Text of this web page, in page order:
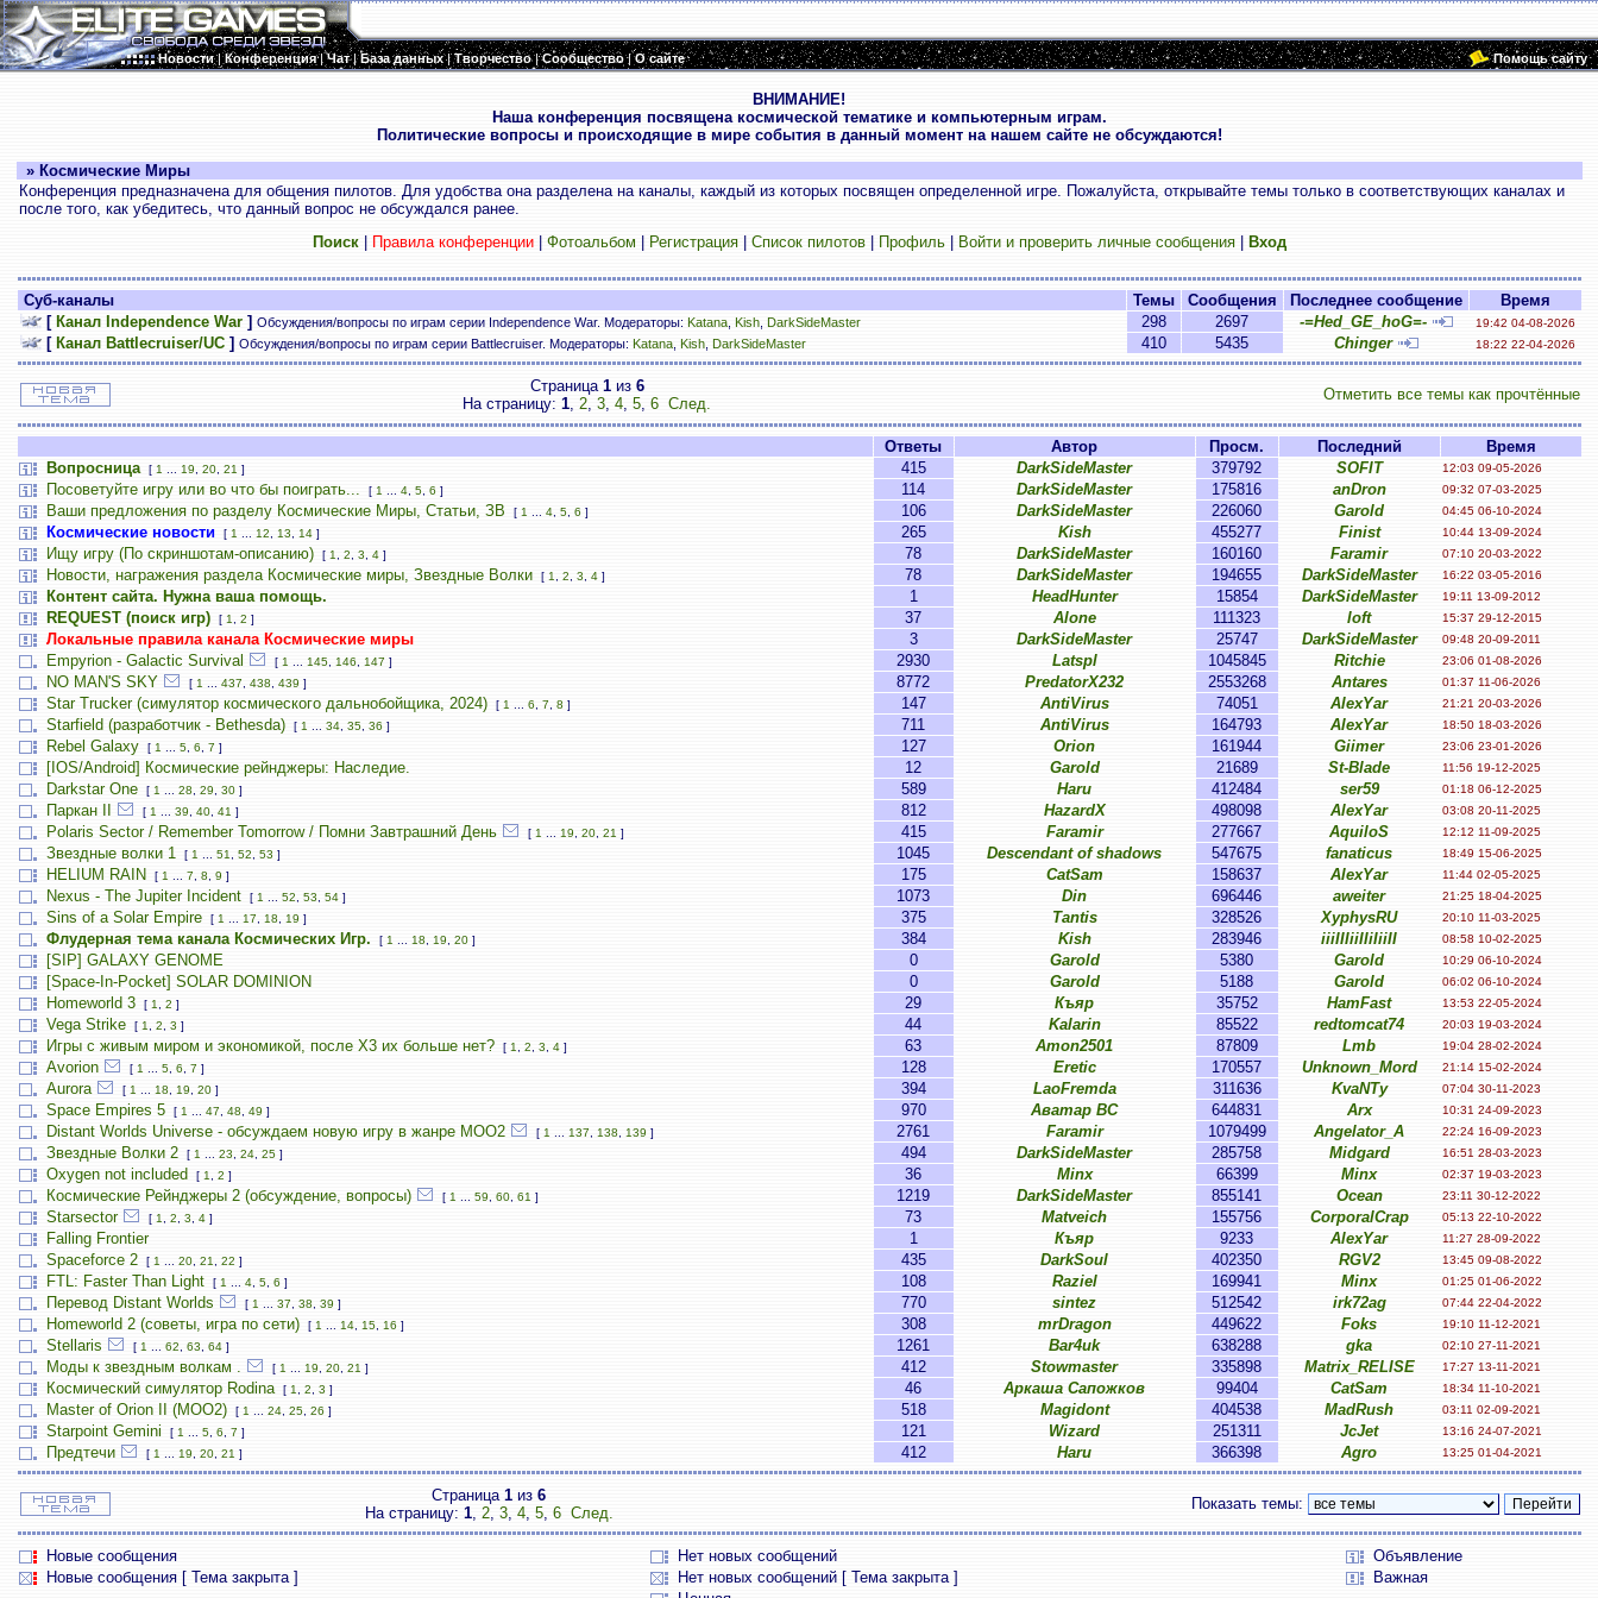
Новости|Конференция|Чат|База данных|Творчество|Сообщество|О сайте Помощь сайту
ВНИМАНИЕ!
Наша конференция посвящена космической тематике и компьютерным играм.
Политические вопросы и происходящие в мире события в данный момент на нашем сайте не обсуждаются!
» Космические Миры
Конференция предназначена для общения пилотов. Для удобства она разделена на каналы, каждый из которых посвящен определенной игре. Пожалуйста, открывайте темы только в соответствующих каналах и
после того, как убедитесь, что данный вопрос не обсуждался ранее.
Поиск| Правила конференции| Фотоальбом Регистрация| Список пилотов| Профиль| Войти и проверить личные сообщения| Вход
Суб-каналы Темы Сообщения Последнее сообщение
Время
[ Канал Independence War] Обсуждения/вопросы по играм серии Independence War. Модераторы: Katana, Kish, DarkSideMaster 298 2697 -=Hed_GE_hoG=- 19:42 04-08-2026
[ Канал Battlecruiser/UC] Обсуждения/вопросы по играм серии Battlecruiser. Модераторы: Katana, Kish, DarkSideMaster 410 5435 Chinger 18:22 22-04-2026
Страница 1из 6
На страницу: 1, 2, 3, 4, 5, 6 След.
Отметить все темы как прочтённые
Ответы Автор Просм. Последний
Время
Вопросница
[ 1 19 20, 21 ] 415 DarkSideMaster 379792 SOFIT 12:03 09-05-2026
Посоветуйте игру или во что бы поиграть... [ 1 4, 5, 6] 114 DarkSideMaster 175816 anDron 09:32 07-03-2025
Ваши предложения по разделу Космические Миры, Статьи, ЗВ [ 1 4, 5, 6] 106 DarkSideMaster 226060 Garold 04:45 06-10-2024
Космические новости [ 1 12 13 14] 265 Kish 455277 Finist 10:44 13-09-2024
Ищу игру (По скриншотам-описанию) [ 1 2 3 4] 78 DarkSideMaster 160160 Faramir 07:10 20-03-2022
Новости, награжения раздела Космические миры, Звездные Волки [ 1 2 3 4] 78 DarkSideMaster 194655 DarkSideMaster 16:22 03-05-2016
Контент сайта. Нужна ваша помощь. 1 HeadHunter 15854 DarkSideMaster 19:11 13-09-2012
REQUEST (поиск игр) [ 1 2 ] 37 Alone 111323 loft 15:37 29-12-2015
Локальные правила канала Космические миры 3 DarkSideMaster 25747 DarkSideMaster 09:48 20-09-2011
Empyrion - Galactic Survival [ 1 145, 146, 147 ] 2930 Latspl 1045845 Ritchie 23:06 01-08-2026
NO MAN'S SKY [ 1 437 438 439 ] 8772 PredatorX232 2553268 Antares 01:37 11-06-2026
Star Trucker (симулятор космического дальнобойщика, 2024) [ 1 6, 7 8 ] 147 AntiVirus 74051 AlexYar 21:21 20-03-2026
Starfield (разработчик - Bethesda) [ 1 34, 35, 36] 711 AntiVirus 164793 AlexYar 18:50 18-03-2026
Rebel Galaxy [ 1 5, 6, 7 ] 127 Orion 161944 Giimer 23:06 23-01-2026
[IOS/Android] Космические рейнджеры: Наследие. 12 Garold 21689 St-Blade 11:56 19-12-2025
Darkstar One [ 1 28 29 30] 589 Haru 412484 ser59 01:18 06-12-2025
Паркан II [ 1 39 40, 41 ] 812 HazardX 498098 AlexYar 03:08 20-11-2025
Polaris Sector / Remember Tomorrow / Помни Завтрашний День [ 1 19 20, 21 ] 415 Faramir 277667 AquiloS 12:12 11-09-2025
Звездные волки 1 [ 1 51 52 53 ] 1045 Descendant of shadows 547675 fanaticus 18:49 15-06-2025
HELIUM RAIN [ 1 7 8 9 ] 175 CatSam 158637 AlexYar 11:44 02-05-2025
Nexus - The Jupiter Incident [ 1 52 53 54] 1073 Din 696446 aweiter 21:25 18-04-2025
Sins of a Solar Empire [ 1 17 18 19 ] 375 Tantis 328526 XyphysRU 20:10 11-03-2025
Флудерная тема канала Космических Игр. [ 1 18 19 20] 384 Kish 283946 iiiIIIiiIIiIiiII 08:58 10-02-2025
[SIP] GALAXY GENOME 0 Garold 5380 Garold 10:29 06-10-2024
[Space-In-Pocket] SOLAR DOMINION 0 Garold 5188 Garold 06:02 06-10-2024
Homeworld 3 [ 1 2 ] 29 Къяр 35752 HamFast 13:53 22-05-2024
Vega Strike [ 1 2 3 ] 44 Kalarin 85522 redtomcat74 20:03 19-03-2024
Игры с живым миром и экономикой, после X3 их больше нет? [ 1 2 3 4] 63 Amon2501 87809 Lmb 19:04 28-02-2024
Avorion [ 1 5, 6, 7 ] 128 Eretic 170557 Unknown_Mord 21:14 15-02-2024
Aurora [ 1 18 19 20] 394 LaoFremda 311636 KvaNTy 07:04 30-11-2023
Space Empires 5 [ 1 47 48 49 ] 970 Аватар ВС 644831 Arx 10:31 24-09-2023
Distant Worlds Universe - обсуждаем новую игру в жанре MOO2 [ 1 137 138 139 ] 2761 Faramir 1079499 Angelator_A 22:24 16-09-2023
Звездные Волки 2 [ 1 23 24, 25] 494 DarkSideMaster 285758 Midgard 16:51 28-03-2023
Oxygen not included [ 1 2 ] 36 Minx 66399 Minx 02:37 19-03-2023
Космические Рейнджеры 2 (обсуждение, вопросы) [ 1 59 60, 61 ] 1219 DarkSideMaster 855141 Ocean 23:11 30-12-2022
Starsector [ 1 2 3 4] 73 Matveich 155756 CorporalCrap 05:13 22-10-2022
Falling Frontier 1 Къяр 9233 AlexYar 11:27 28-09-2022
Spaceforce 2 [ 1 20, 21 22 ] 435 DarkSoul 402350 RGV2 13:45 09-08-2022
FTL: Faster Than Light [ 1 4, 5, 6] 108 Raziel 169941 Minx 01:25 01-06-2022
Перевод Distant Worlds [ 1 37 38 39 ] 770 sintez 512542 irk72ag 07:44 22-04-2022
Homeworld 2 (советы, игра по сети) [ 1 14, 15, 16] 308 mrDragon 449622 Foks 19:10 11-12-2021
Stellaris [ 1 62 63 64] 1261 Bar4uk 638288 gka 02:10 27-11-2021
Моды к звездным волкам . [ 1 19 20, 21 ] 412 Stowmaster 335898 Matrix_RELISE 17:27 13-11-2021
Космический симулятор Rodina [ 1 2 3 ] 46 Аркаша Сапожков 99404 CatSam 18:34 11-10-2021
Master of Orion II (MOO2) [ 1 24, 25, 26] 518 Magidont 404538 MadRush 03:11 02-09-2021
Starpoint Gemini [ 1 5, 6, 7 ] 121 Wizard 251311 JcJet 13:16 24-07-2021
Предтечи [ 1 19 20, 21 ] 412 Haru 366398 Agro 13:25 01-04-2021
Страница 1 из 6
На страницу: 1, 2, 3, 4, 5, 6 След.
Показать темы:
Новые сообщения Нет новых сообщений
Объявление
Новые сообщения [ Тема закрыта ]
Нет новых сообщений [ Тема закрыта ]
Важная